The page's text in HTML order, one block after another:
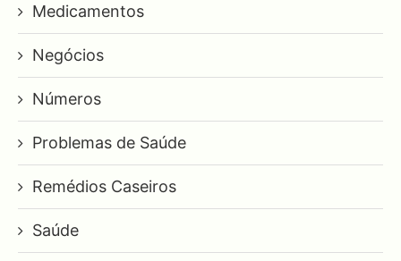
Medicamentos
Negócios
Números
Problemas de Saúde
Remédios Caseiros
Saúde